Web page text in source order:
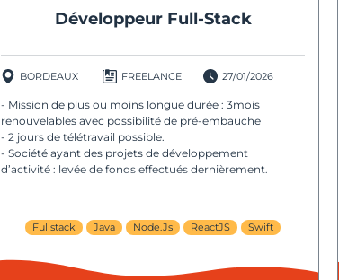
Développeur Full-Stack
BORDEAUX FREELANCE 27/01/2026
- Mission de plus ou moins longue durée : 3mois
renouvelables avec possibilité de pré-embauche
- 2 jours de télétravail possible.
- Société ayant des projets de développement
d’activité : levée de fonds effectués dernièrement.
Fullstack Java Node.Js ReactJS Swift